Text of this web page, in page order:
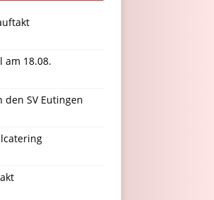
am 18.08.
den SV Eutingen